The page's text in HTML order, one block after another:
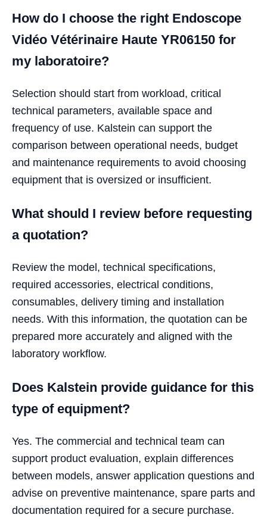
How do I choose the right Endoscope
Vidéo Vétérinaire Haute YR06150 for
my laboratoire?
Selection should start from workload, critical
technical parameters, available space and
frequency of use. Kalstein can support the
comparison between operational needs, budget
and maintenance requirements to avoid choosing
equipment that is oversized or insufficient.
What should I review before requesting
a quotation?
Review the model, technical specifications,
required accessories, electrical conditions,
consumables, delivery timing and installation
needs. With this information, the quotation can be
prepared more accurately and aligned with the
laboratory workflow.
Does Kalstein provide guidance for this
type of equipment?
Yes. The commercial and technical team can
support product evaluation, explain differences
between models, answer application questions and
advise on preventive maintenance, spare parts and
documentation required for a secure purchase.